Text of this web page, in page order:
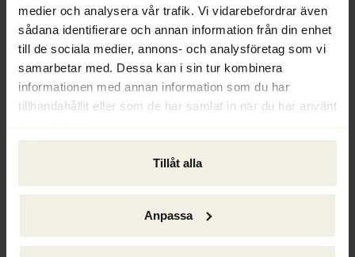
medier och analysera vår trafik. Vi vidarebefordrar även
sådana identifierare och annan information från din enhet
till de sociala medier, annons- och analysföretag som vi
samarbetar med. Dessa kan i sin tur kombinera
informationen med annan information som du har
tillhandahållit eller som de har samlat in när du har använt
Tillåt alla
Anpassa
uppgår sammanlagt till mer än en miljard
kronor, säger Anders Bergman.
Under konkursutredningarna har det
genomförts efterforskningar avseende ett
stort antal fordon som inte funnits kvar.
har också inlett ett stort antal processer i
domstol.
- Rättegångar pågår avseende ett flertal
återvinningsanspråk som är framställda